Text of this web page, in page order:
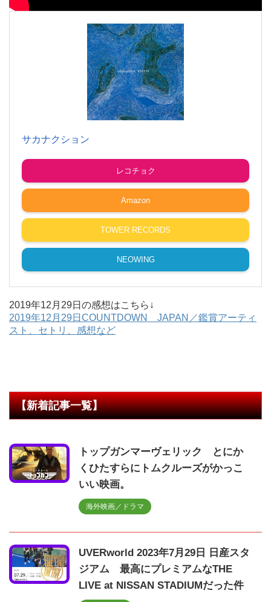
サカナクション
レコチョク
Amazon
TOWER RECORDS
NEOWING
2019年12月29日の感想はこちら↓
2019年12月29日COUNTDOWN JAPAN／鑑賞アーティ
スト、セトリ、感想など
【新着記事一覧】
トップガンマーヴェリック とにか
くひたすらにトムクルーズがかっこ
いい映画。
海外映画／ドラマ
UVERworld 2023年7月29日 日産スタ
ジアム 最高にプレミアムなTHE
LIVE at NISSAN STADIUMだった件